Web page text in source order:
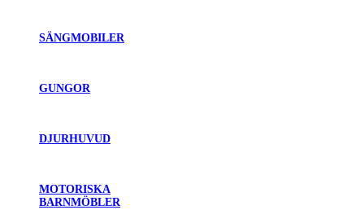
SÄNGMOBILER
GUNGOR
DJURHUVUD
MOTORISKA
BARNMÖBLER